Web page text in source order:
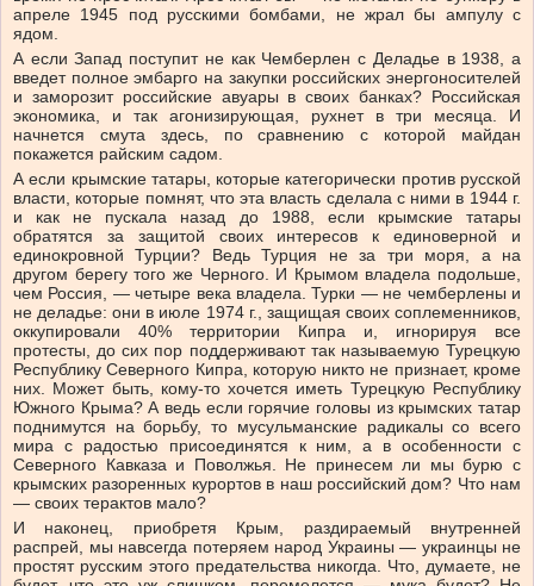
апреле 1945 под русскими бомбами, не жрал бы ампулу с
ядом.
А если Запад поступит не как Чемберлен с Деладье в 1938, а
введет полное эмбарго на закупки российских энергоносителей
и заморозит российские авуары в своих банках? Российская
экономика, и так агонизирующая, рухнет в три месяца. И
начнется смута здесь, по сравнению с которой майдан
покажется райским садом.
А если крымские татары, которые категорически против русской
власти, которые помнят, что эта власть сделала с ними в 1944 г.
и как не пускала назад до 1988, если крымские татары
обратятся за защитой своих интересов к единоверной и
единокровной Турции? Ведь Турция не за три моря, а на
другом берегу того же Черного. И Крымом владела подольше,
чем Россия, — четыре века владела. Турки — не чемберлены и
не деладье: они в июле 1974 г., защищая своих соплеменников,
оккупировали 40% территории Кипра и, игнорируя все
протесты, до сих пор поддерживают так называемую Турецкую
Республику Северного Кипра, которую никто не признает, кроме
них. Может быть, кому-то хочется иметь Турецкую Республику
Южного Крыма? А ведь если горячие головы из крымских татар
поднимутся на борьбу, то мусульманские радикалы со всего
мира с радостью присоединятся к ним, а в особенности с
Северного Кавказа и Поволжья. Не принесем ли мы бурю с
крымских разоренных курортов в наш российский дом? Что нам
— своих терактов мало?
И наконец, приобретя Крым, раздираемый внутренней
распрей, мы навсегда потеряем народ Украины — украинцы не
простят русским этого предательства никогда. Что, думаете, не